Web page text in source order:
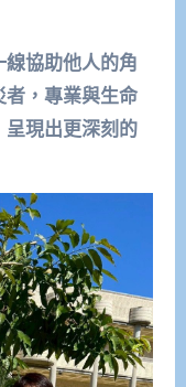
協助他人的角
，專業與生命
現出更深刻的